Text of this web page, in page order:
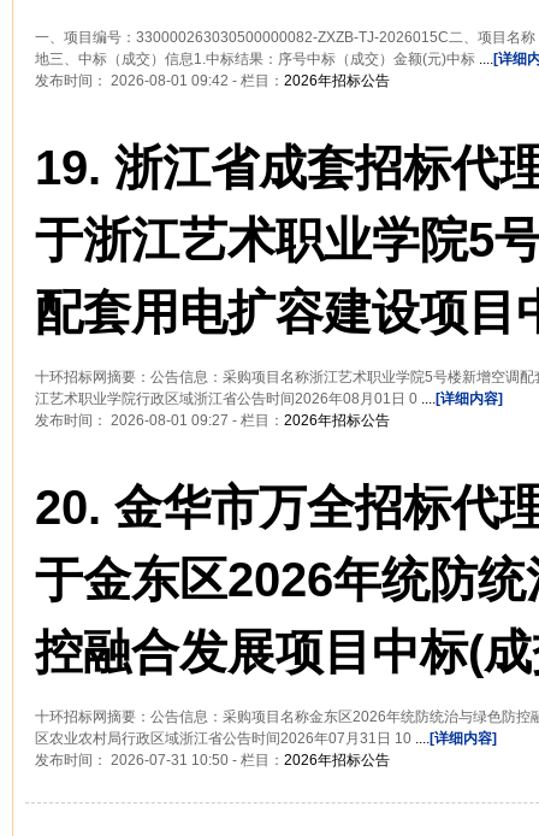
一、项目编号：330000263030500000082-ZXZB-TJ-2026015C二、项目名
地三、中标（成交）信息1.中标结果：序号中标（成交）金额(元)中标
[详细
发布时间： 2026-08-01 09:42 - 栏目： 2026年招标公告
19. 浙江省成套招标代
于浙江艺术职业学院5
配套用电扩容建设项目
十环招标网摘要：公告信息：采购项目名称浙江艺术职业学院5号楼新增空调
江艺术职业学院行政区域浙江省公告时间2026年08月01日 0
[详细内容]
发布时间： 2026-08-01 09:27 - 栏目： 2026年招标公告
20. 金华市万全招标代
于金东区2026年统防
控融合发展项目中标(
十环招标网摘要：公告信息：采购项目名称金东区2026年统防统治与绿色防控
区农业农村局行政区域浙江省公告时间2026年07月31日 10
[详细内容]
发布时间： 2026-07-31 10:50 - 栏目： 2026年招标公告